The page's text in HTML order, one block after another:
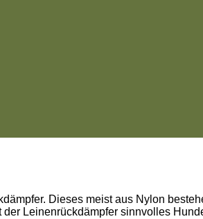
Dieses meist aus Nylon
Leinenrückdämpfer sinnvolles